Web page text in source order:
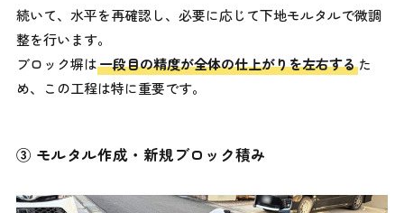
続いて、水平を再確認し、必要に応じて下地モルタルで微調
整を行います。
ブロック塀は一段目の精度が全体の仕上がりを左右するた
め、この工程は特に重要です。
③ モルタル作成・新規ブロック積み